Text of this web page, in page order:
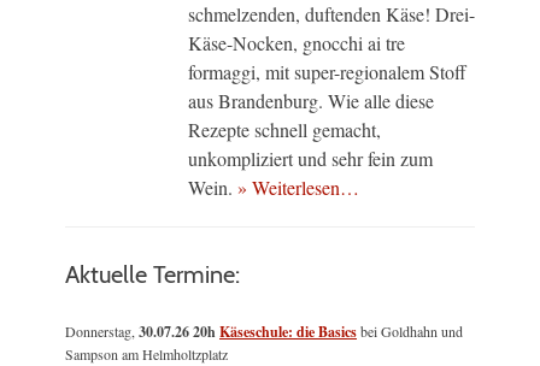
schmelzenden, duftenden Käse! Drei-
Käse-Nocken, gnocchi ai tre
formaggi, mit super-regionalem Stoff
aus Brandenburg. Wie alle diese
Rezepte schnell gemacht,
unkompliziert und sehr fein zum
Wein. » Weiterlesen…
Aktuelle Termine:
Donnerstag,30.07.26 20hKäseschule: die Basicsbei Goldhahn und
Sampson am Helmholtzplatz